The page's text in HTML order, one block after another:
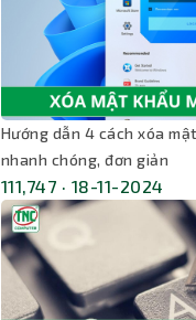
Hướng dẫn 4 cách xóa
nhanh chóng, đơn giản
111,747 · 18-11-2024